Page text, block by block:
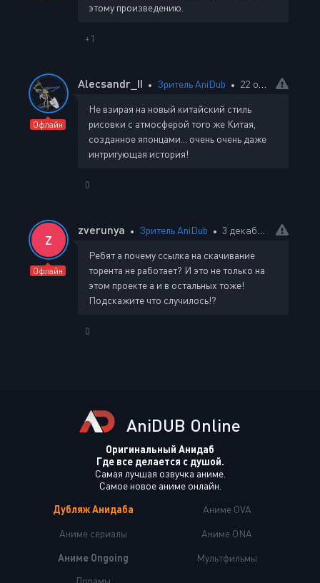
этому произведению.
+1
Офлайн
Alecsandr_II Зритель AniDub 22 октября 2024 14:10
Не взирая на новый китайский стиль
рисовки с атмосферой того же Китая,
созданное японцами... очень очень даже
интригующая история!
0
Z
Офлайн
zverunya Зритель AniDub 3 декабря 2024 13:28
Ребят а почему ссылка на скачивание
торента не работает? И это не только на
этом проекте а и в остальных тоже!
Подскажите что случилось!?
0
AniDUB Online
Оригинальный Анидаб
Где все делается с душой.
Самая лучшая озвучка аниме.
Самое новое аниме онлайн.
Дубляж Анидаба
Аниме сериалы
Аниме Ongoing
Аниме OVA
Аниме ONA
Мультфильмы